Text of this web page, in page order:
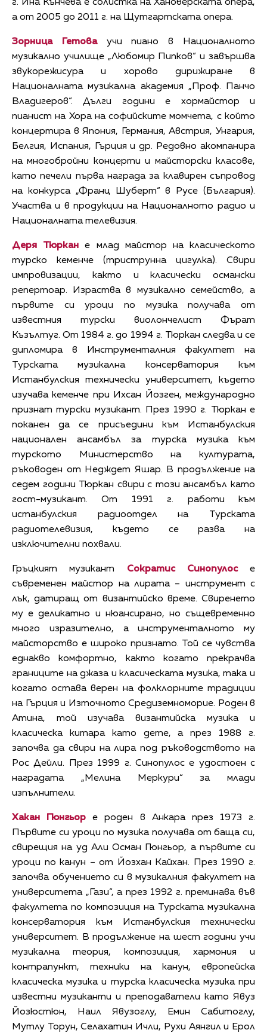
г. Ина Кънчева е солистка на Хановерската опера,
а от 2005 до 2011 г. на Щутгартската опера.
Зорница Гетоваучи пиано в Националното
музикално училище „Любомир Пипков“ и завършва
звукорежисура и хорово дирижиране в
Националната музикална академия „Проф. Панчо
Владигеров“. Дълги години е хормайстор и
пианист на Хора на софийските момчета, с който
концертира в Япония, Германия, Австрия, Унгария,
Белгия, Испания, Гърция и др. Редовно акомпанира
на многобройни концерти и майсторски класове,
като печели първа награда за клавирен съпровод
на конкурса „Франц Шуберт“ в Русе (България).
Участва и в продукции на Националното радио и
Националната телевизия.
Деря Тюркан е млад майстор на класическото
турско кеменче (триструнна цигулка). Свири
импровизации, както и класически османски
репертоар. Израства в музикално семейство, а
първите си уроци по музика получава от
известния турски виолончелист Фърат
Къзълтуг. От 1984 г. до 1994 г. Тюркан следва и се
дипломира в Инструменталния факултет на
Турската музикална консерватория към
Истанбулския технически университет, където
изучава кеменче при Ихсан Йозген, международно
признат турски музикант. През 1990 г. Тюркан е
поканен да се присъедини към Истанбулския
национален ансамбъл за турска музика към
турското Министерство на културата,
ръководен от Недждет Яшар. В продължение на
седем години Тюркан свири с този ансамбъл като
гост-музикант. От 1991 г. работи към
истанбулския радиоотдел на Турската
радиотелевизия, където се разва на
изключителни похвали.
Гръцкият музикант Сократис Синопулосе
съвременен майстор на лирата – инструмент с
лък, датиращ от византийско време. Свиренето
му е деликатно и нюансирано, но същевременно
много изразително, а инструменталното му
майсторство е широко признато. Той се чувства
еднакво комфортно, както когато прекрачва
границите на джаза и класическата музика, така и
когато остава верен на фолклорните традиции
на Гърция и Източното Средиземноморие. Роден в
Атина, той изучава византийска музика и
класическа китара като дете, а през 1988 г.
започва да свири на лира под ръководството на
Рос Дейли. През 1999 г. Синопулос е удостоен с
наградата „Мелина Меркури“ за млади
изпълнители.
Хакан Гюнгьор е роден в Анкара през 1973 г.
Първите си уроци по музика получава от баща си,
свирещия на уд Али Осман Гюнгьор, а първите си
уроци по канун – от Йозхан Кайхан. През 1990 г.
започва обучението си в музикалния факултет на
университета „Гази“, а през 1992 г. преминава във
факултета по композиция на Турската музикална
консерватория към Истанбулския технически
университет. В продължение на шест години учи
музикална теория, композиция, хармония и
контрапункт, техники на канун, европейска
класическа музика и турска класическа музика при
известни музиканти и преподаватели като Явуз
Йозюстюн, Наил Явузоглу, Емин Сабитоглу,
Мутлу Торун, Селахатин Ичли, Рухи Аянгил и Ерол